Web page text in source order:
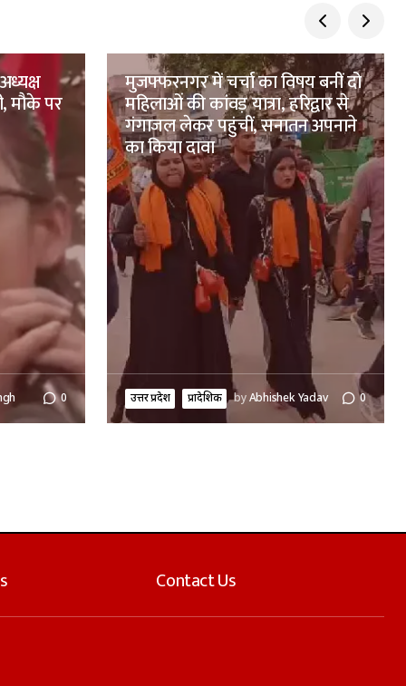
मौके पर
0
मुजफ्फरनगर में चर्चा का विषय बनीं दो
महिलाओं की कांवड़ यात्रा, हरिद्वार से
गंगाजल लेकर पहुंचीं, सनातन अपनाने
का किया दावा
उत्तर प्रदेश प्रादेशिक byAbhishek Yadav 0
Contact Us